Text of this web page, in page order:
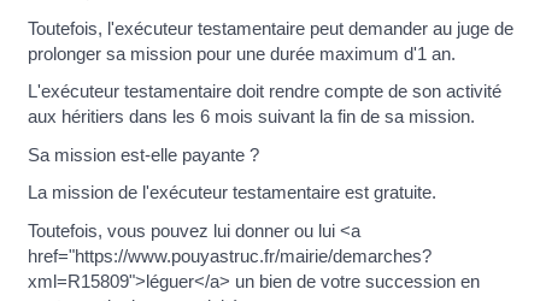
Toutefois, l'exécuteur testamentaire peut demander au juge de
prolonger sa mission pour une durée maximum d'1 an.
L'exécuteur testamentaire doit rendre compte de son activité
aux héritiers dans les 6 mois suivant la fin de sa mission.
Sa mission est-elle payante ?
La mission de l'exécuteur testamentaire est gratuite.
Toutefois, vous pouvez lui donner ou lui <a
href="https://www.pouyastruc.fr/mairie/demarches?
xml=R15809">léguer</a> un bien de votre succession en